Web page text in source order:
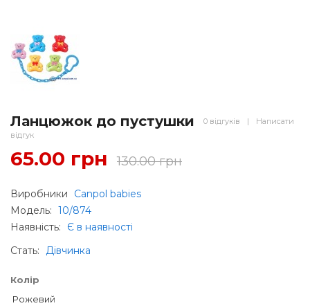
Ланцюжок до пустушки 0 відгуків |
Написати
відгук
65.00 грн 130.00 грн
Виробники
Canpol babies
Модель: 10/874
Наявність:
Є в наявності
Стать: Дівчинка
Колір
Рожевий